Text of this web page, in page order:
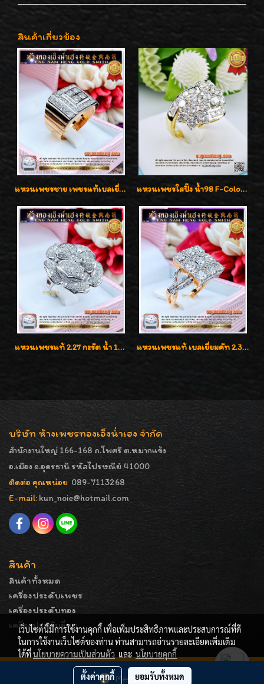
Message Us
สินค้าเกี่ยวข้อง
แหวนเพชรชาย เพชรแท้เบลเยี่ยมคัท น้ำ100% D-Color/VVS 2.46 กะรัต แหวนเพชรใสปิ๊ง น้ำ98 F-Color/VVS1 น้ำหนักเพชรรวม 2.56 กะรัต ใส่เต็มนิ้วเพชรเป็นน้ำเป็นเนื้อสวยมากๆค่ะ
แหวนเพชรแท้ 2.27 กะรัต น้ำ 100% เบลเยี่ยมคัท ลวดลายดอกกุหลาบหรู แหวนเพชรแท้ เบลเยี่ยมคัท 2.39 กะรัต น้ำ 98 F-Color/VVS ดีไซน์หน้ากว้างหรูเต็มนิ้ว
บริษัท ห้างเพชรทองเอ็งน่ำเฮง จำกัด
สำนักงานใหญ่ 166-168 ถ.โพศรี ต.หมากแข้ง
อ.เมือง จ.อุดรธานี รหัสไปรษณีย์ 41000
ติดต่อ คุณหน่อย 089-7113268
E-mail: kun_noie@hotmail.com
สินค้า
สินค้าทั้งหมด
เครื่องประดับเพชร
เครื่องประดับทอง
เครื่องประดับอื่นๆ
COPYRIGHT - ENGNAMHENG | รูปภาพมีลิขสิทธิ์ ห้ามมิให้
เว็บไซต์นี้มีการใช้งานคุกกี้ เพื่อเพิ่มประสิทธิภาพและประสบการณ์ที่ดี
ในการใช้งานเว็บไซต์ของท่าน ท่านสามารถอ่านรายละเอียดเพิ่มเติม
ได้ที่นโยบายความเป็นส่วนตัว และ นโยบายคุกกี้
ตั้งค่าคุกกี้ ยอมรับทั้งหมด